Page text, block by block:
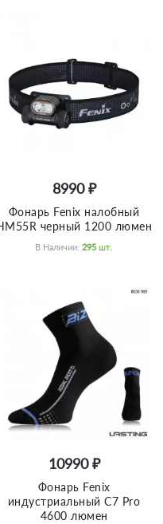
8990 ₽
Фонарь Fenix налобный
черный 1200 люмен
В Наличии: 295 Шт.
10990 ₽
Фонарь Fenix
индустриальный C7 Pro
4600 люмен